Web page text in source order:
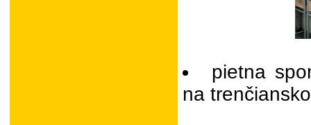
pietna
na